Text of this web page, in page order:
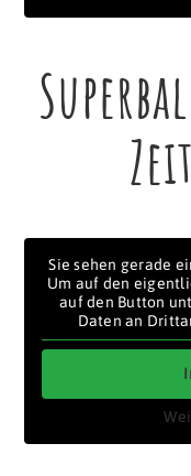
Sie sehen gerade
Um auf den
auf den Button
Daten an